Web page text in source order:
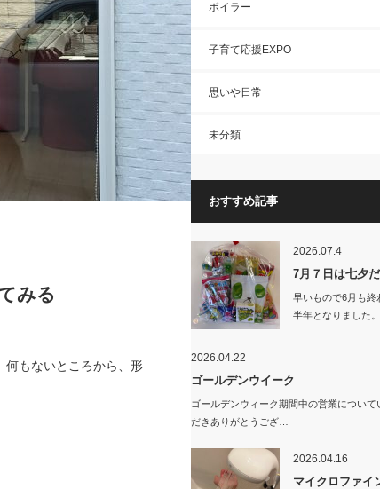
みる
何もないところから、形
ボイラー
子育て応援EXPO
思いや日常
未分類
おすすめ記事
2026.07.4
7月７日は七夕だ
早いもので6月も終
半年となりました
2026.04.22
ゴールデンウイーク
ゴールデンウィーク期間中の営業について
だきありがとうござ…
2026.04.16
マイクロファイ